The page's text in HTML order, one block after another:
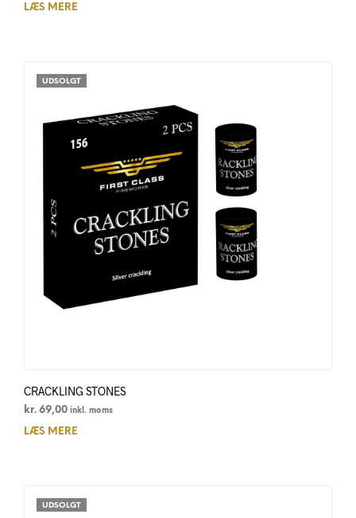
LÆS MERE
UDSOLGT
CRACKLING STONES
kr. 69,00 inkl. moms
LÆS MERE
UDSOLGT